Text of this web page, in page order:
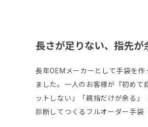
長さが足りない、指先
長年OEMメーカーとして手袋を
ました。一人のお客様が『初めて
ットしない」「親指だけが余る
診断してつくるフルオーダー手袋